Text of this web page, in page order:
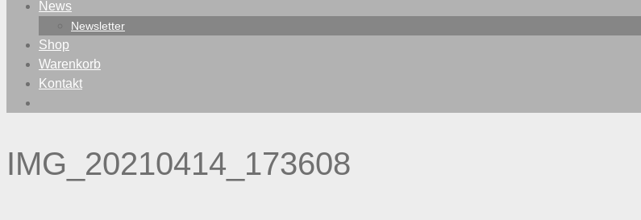
News
Newsletter
Shop
Warenkorb
Kontakt
IMG_20210414_173608